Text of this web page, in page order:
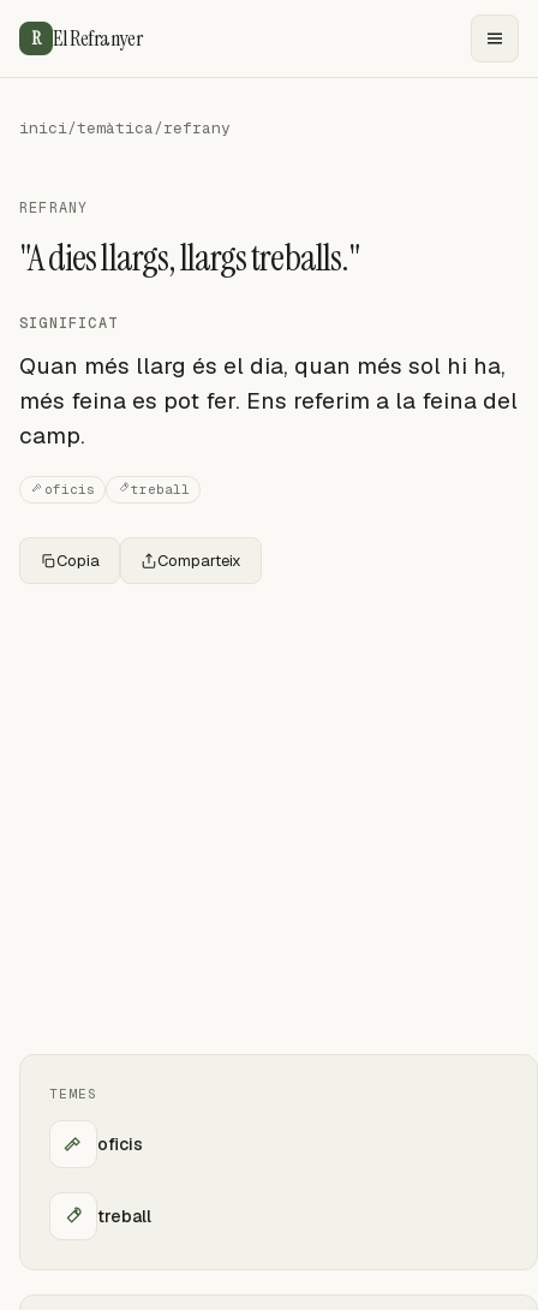
R El Refranyer
inici/temàtica/refrany
REFRANY
"A dies llargs, llargs treballs."
SIGNIFICAT
Quan més llarg és el dia, quan més sol hi ha,
més feina es pot fer. Ens referim a la feina del
camp.
oficis treball
Copia Comparteix
TEMES
oficis
treball